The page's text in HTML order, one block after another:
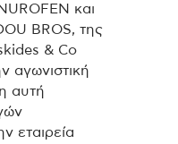
και
BROS, της
& Co
αγωνιστική
αυτή
εταιρεία